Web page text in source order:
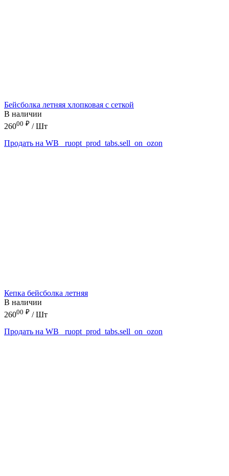
Бейсболка летняя хлопковая с сеткой
В наличии
26000 ₽ / Шт
Продать на WB
_ruopt_prod_tabs.sell_on_ozon
Кепка бейсболка летняя
В наличии
26000 ₽ / Шт
Продать на WB
_ruopt_prod_tabs.sell_on_ozon